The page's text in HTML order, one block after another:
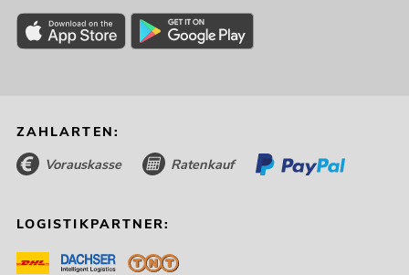
ZAHLARTEN:
Vorauskasse Ratenkauf
LOGISTIKPARTNER: